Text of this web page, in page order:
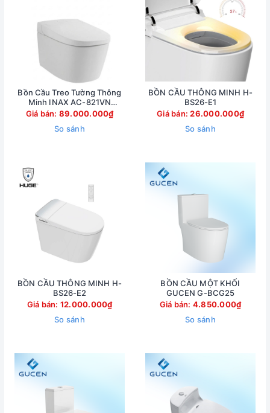
Bồn Cầu Treo Tường Thông
Minh INAX AC-821VN
(AC821VN)
Giá bán: 89.000.000₫
So sánh
BỒN CẦU THÔNG MINH H-
BS26-E1
Giá bán:26.000.000₫
So sánh
BỒN CẦU THÔNG MINH H-
BS26-E2
Giá bán: 12.000.000₫
So sánh
BỒN CẦU MỘT KHỐI
GUCEN G-BCG25
Giá bán: 4.850.000₫
So sánh